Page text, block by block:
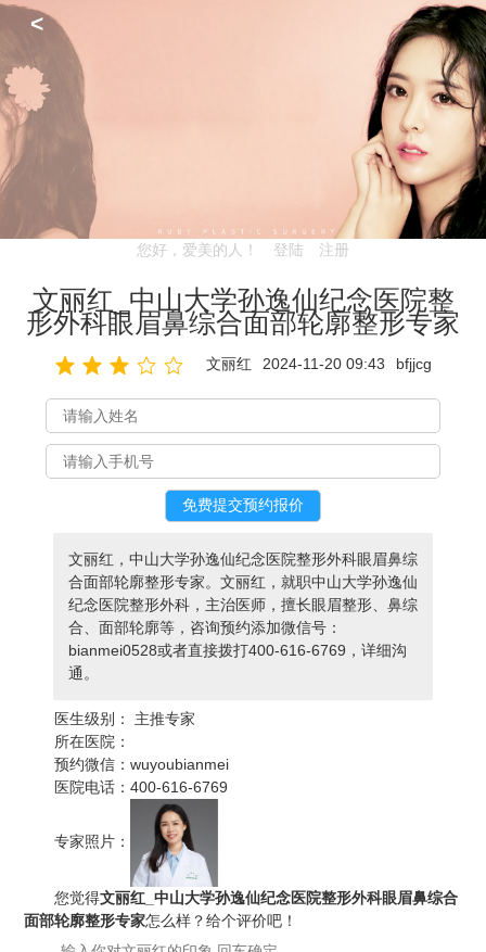
<
您好，爱美的人！ 登陆 注册
文丽红_中山大学孙逸仙纪念医院整
形外科眼眉鼻综合面部轮廓整形专家
文丽红 2024-11-20 09:43 bfjjcg
文丽红，中山大学孙逸仙纪念医院整形外科眼眉鼻综
合面部轮廓整形专家。文丽红，就职中山大学孙逸仙
纪念医院整形外科，主治医师，擅长眼眉整形、鼻综
合、面部轮廓等，咨询预约添加微信号：
bianmei0528或者直接拨打400-616-6769，详细沟
通。
医生级别：
主推专家
所在医院：
预约微信：wuyoubianmei
医院电话：400-616-6769
专家照片：
您觉得文丽红_中山大学孙逸仙纪念医院整形外科眼眉鼻综合
面部轮廓整形专家怎么样？给个评价吧！